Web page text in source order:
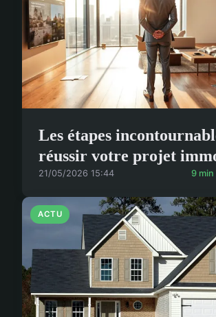
Les étapes
réussir votre projet
21/05/2026 15:44 9
ACTU